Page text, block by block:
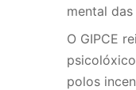
mental
O GIPCE
polos